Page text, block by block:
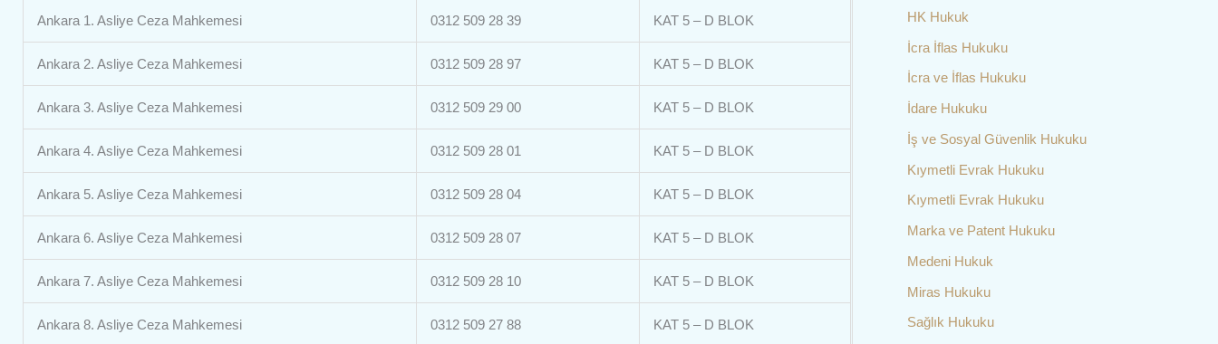
Ankara 1. Asliye Ceza Mahkemesi 0312 509 28 39 KAT 5 – D BLOK
Ankara 2. Asliye Ceza Mahkemesi 0312 509 28 97 KAT 5 – D BLOK
Ankara 3. Asliye Ceza Mahkemesi 0312 509 29 00 KAT 5 – D BLOK
Ankara 4. Asliye Ceza Mahkemesi 0312 509 28 01 KAT 5 – D BLOK
Ankara 5. Asliye Ceza Mahkemesi 0312 509 28 04 KAT 5 – D BLOK
Ankara 6. Asliye Ceza Mahkemesi 0312 509 28 07 KAT 5 – D BLOK
Ankara 7. Asliye Ceza Mahkemesi 0312 509 28 10 KAT 5 – D BLOK
Ankara 8. Asliye Ceza Mahkemesi 0312 509 27 88 KAT 5 – D BLOK
HK Hukuk
İcra İflas Hukuku
İcra ve İflas Hukuku
İdare Hukuku
İş ve Sosyal Güvenlik Hukuku
Kıymetli Evrak Hukuku
Kıymetli Evrak Hukuku
Marka ve Patent Hukuku
Medeni Hukuk
Miras Hukuku
Sağlık Hukuku